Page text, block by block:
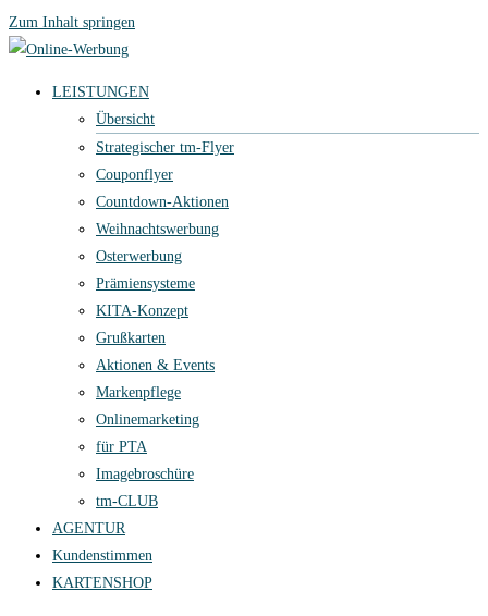
Zum Inhalt springen
LEISTUNGEN
Übersicht
Strategischer tm-Flyer
Couponflyer
Countdown-Aktionen
Weihnachtswerbung
Osterwerbung
Prämiensysteme
KITA-Konzept
Grußkarten
Aktionen & Events
Markenpflege
Onlinemarketing
für PTA
Imagebroschüre
tm-CLUB
AGENTUR
Kundenstimmen
KARTENSHOP